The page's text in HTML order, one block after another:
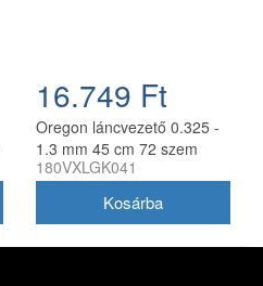
16.749 Ft
Oregon láncvezető 0.325 -
1.3 mm 45 cm 72 szem
Husqvarna fűrészekhez
180VXLGK041